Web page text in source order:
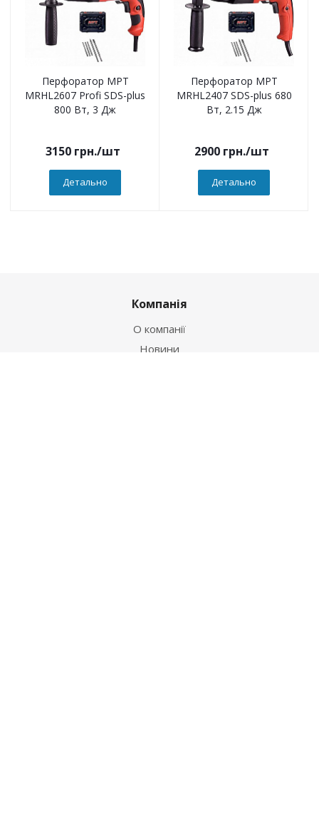
Перфоратор MPT
MRHL2607 Profi SDS-plus
800 Вт, 3 Дж
3150грн./шт
Детально
Перфоратор MPT
MRHL2407 SDS-plus 680
Вт, 2.15 Дж
2900грн./шт
Детально
Компанія
О компанії
Новини